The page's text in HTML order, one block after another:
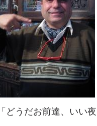
「どうだお前達、いい